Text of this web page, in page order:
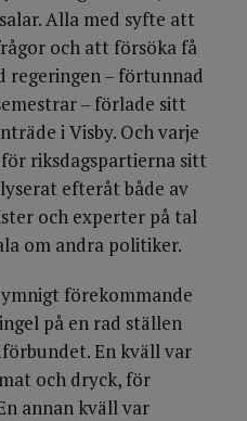
Alla med syfte att
och att försöka få
regeringen – förtunnad
– förlade sitt
i Visby. Och varje
riksdagspartierna sitt
efteråt både av
och experter på tal
om andra politiker.
förekommande
på en rad ställen
En kväll var
och dryck, för
annan kväll var